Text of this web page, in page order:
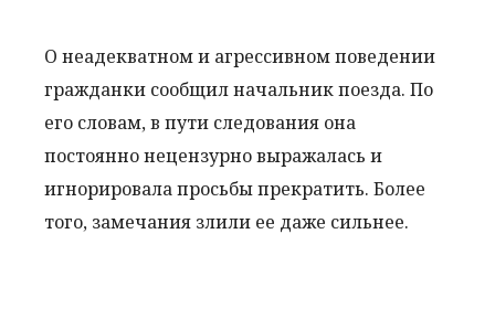
О неадекватном и агрессивном поведении
гражданки сообщил начальник поезда. По
его словам, в пути следования она
постоянно нецензурно выражалась и
игнорировала просьбы прекратить. Более
того, замечания злили ее даже сильнее.